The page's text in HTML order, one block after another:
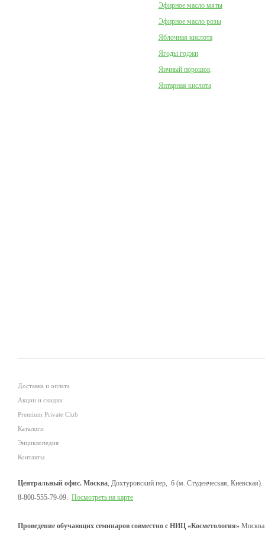
Эфирное масло мяты
Эфирное масло розы
Яблочная кислота
Ягоды годжи
Яичный порошок
Янтарная кислота
Доставка и оплата
Акции и скидки
Premium Private Club
Каталоги
Энциклопедия
Контакты
Центральный офис. Москва, Дохтуровский пер, 6 (м. Студенческая, Киевская).
8-800-555-79-09. Посмотреть на карте
Проведение обучающих семинаров совместно с НИЦ «Косметология»